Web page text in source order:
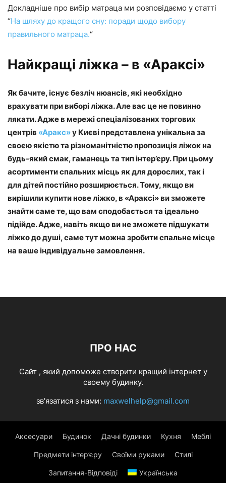
Докладніше про вибір матраца ми розповідаємо у статті
“На шляху до кращого сну: поради щодо вибору
правильного матраца.“
Найкращі ліжка – в «Араксі»
Як бачите, існує безліч нюансів, які необхідно
врахувати при виборі ліжка. Але вас це не повинно
лякати. Адже в мережі спеціалізованих торгових
центрів «Аракс»у Києві представлена унікальна за
своєю якістю та різноманітністю пропозиція ліжок на
будь-який смак, гаманець та тип інтер’єру. При цьому
асортименти спальних місць як для дорослих, так і
для дітей постійно розширюється. Тому, якщо ви
вирішили купити нове ліжко, в «Араксі» ви зможете
знайти саме те, що вам сподобається та ідеально
підійде. Адже, навіть якщо ви не зможете підшукати
ліжко до душі, саме тут можна зробити спальне місце
на ваше індивідуальне замовлення.
ПРО НАС
Cайт , який допоможе створити кращий інтернет у
своему будинку.
зв'язатися з нами: maxwelhelp@gmail.com
Аксесуари Будинок Дачні будинки Кухня Меблі
Предмети інтер’єру Своїми руками Стилі
Запитання-Відповіді Українська